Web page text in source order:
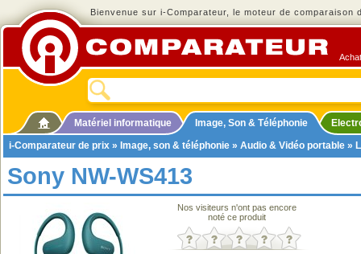
Bienvenue sur i-Comparateur, le moteur de comparaison
Matériel informatique Image, Son & Téléphonie
i-Comparateur de prix » Image, son & téléphonie » Audio & Vidéo portable »
Sony NW-WS413
Nos visiteurs n'ont pas encore
noté ce produit